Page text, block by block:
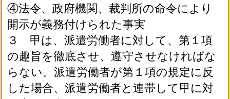
④法令、政府機関、裁判所の命令により
開示が義務付けられた事実
３ 甲は、派遣労働者に対して、第１項
の趣旨を徹底させ、遵守させなければな
らない。派遣労働者が第１項の規定に反
した場合、派遣労働者と連帯して甲に対